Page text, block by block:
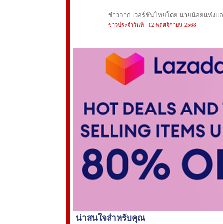
ข่าวจาก เวอร์ชั่นไทยโดย นายน้อยแห่งแ
ข่าวประจำวันที่ : 12 พฤศจิกายน 2568